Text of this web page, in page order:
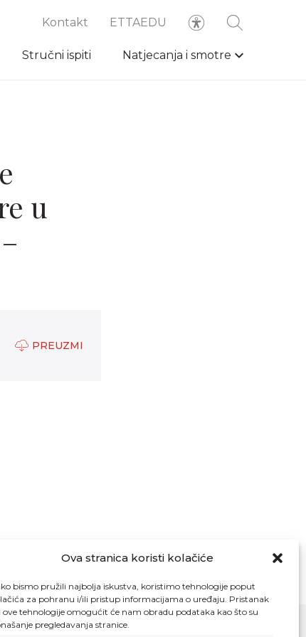
Ova stranica koristi kolačiće
bismo pružili najbolja iskustva, koristimo tehnologije poput
za pohranu i/ili pristup informacijama o uređaju. Pristanak
ove tehnologije omogućit će nam obradu podataka kao što su
pregledavanja stranice.
Kontakt ETTAEDU
Stručni ispiti Natjecanja i smotre
u
PREUZMI